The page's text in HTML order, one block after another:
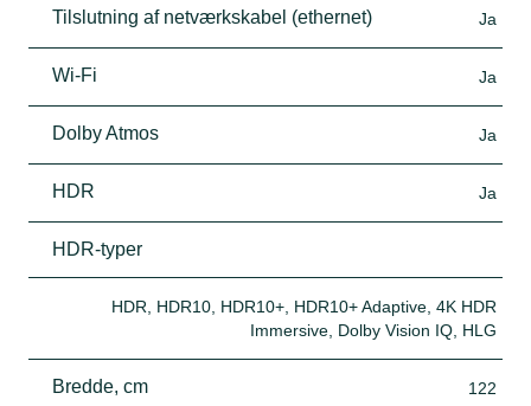
Tilslutning af netværkskabel (ethernet) Ja
Wi-Fi Ja
Dolby Atmos Ja
HDR Ja
HDR-typer
HDR, HDR10, HDR10+, HDR10+ Adaptive, 4K HDR
Immersive, Dolby Vision IQ, HLG
Bredde, cm 122